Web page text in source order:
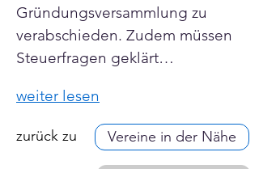
Gründungsversammlung zu
verabschieden. Zudem müssen
Steuerfragen geklärt…
weiter lesen
zurück zu Vereine in der Nähe